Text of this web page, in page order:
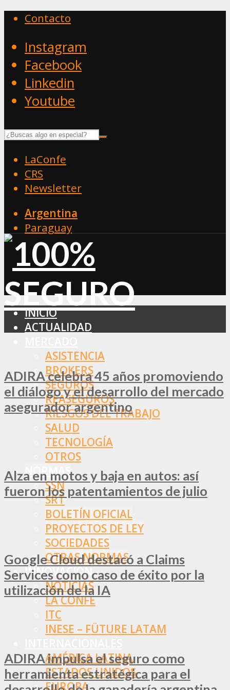
Contacto
Instagram
Facebook
Linkedin
Youtube
LaConfe
CRS
Newsletter
Argentina
Paraguay
INICIO
ACTUALIDAD
ASISTENCIA
BROKERS
SEGUROS
REASEGUROS
RIESGOS DEL TRABAJO
SALUD
TECNOLOGÍA
OTROS
NORMAS
SSN
SRT
BOLETÍN OFICIAL
PROYECTOS DE LEY
SOCIEDADES
OTRAS NORMAS
INNOVACIÓN
NOTICIAS
LA CONFE
ITC
INESE – FÜTURE LATAM
AMÉRICA LATINA
ESTADOS UNIDOS
EUROPA
ADIRA celebra 45 años promoviendo
el diálogo y el desarrollo del mercado
asegurador argentino
Alza en motos y baja en autos: así
fueron los patentamientos de julio
Google Cloud destacó a Claims
Services como caso de éxito por la
utilización de la IA
ADIRA impulsa el seguro como
herramienta estratégica para el